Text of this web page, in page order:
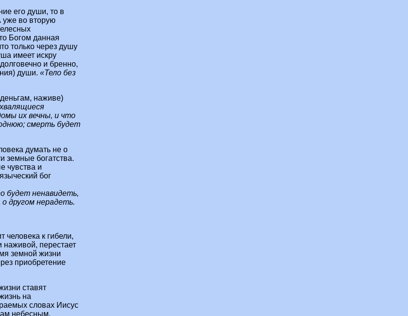
его души, то в
уже во вторую
Богом данная
только через душу
имеет искру
и бренно,
души. «Тело без
наживе)
их вечны, и что
смерть будет
думать не о
земные богатства.
чувства и
бог
будет ненавидеть,
другом нерадеть.
человека к гибели,
наживой, перестает
земной жизни
приобретение
ставят
на
словах Иисус
небесным.